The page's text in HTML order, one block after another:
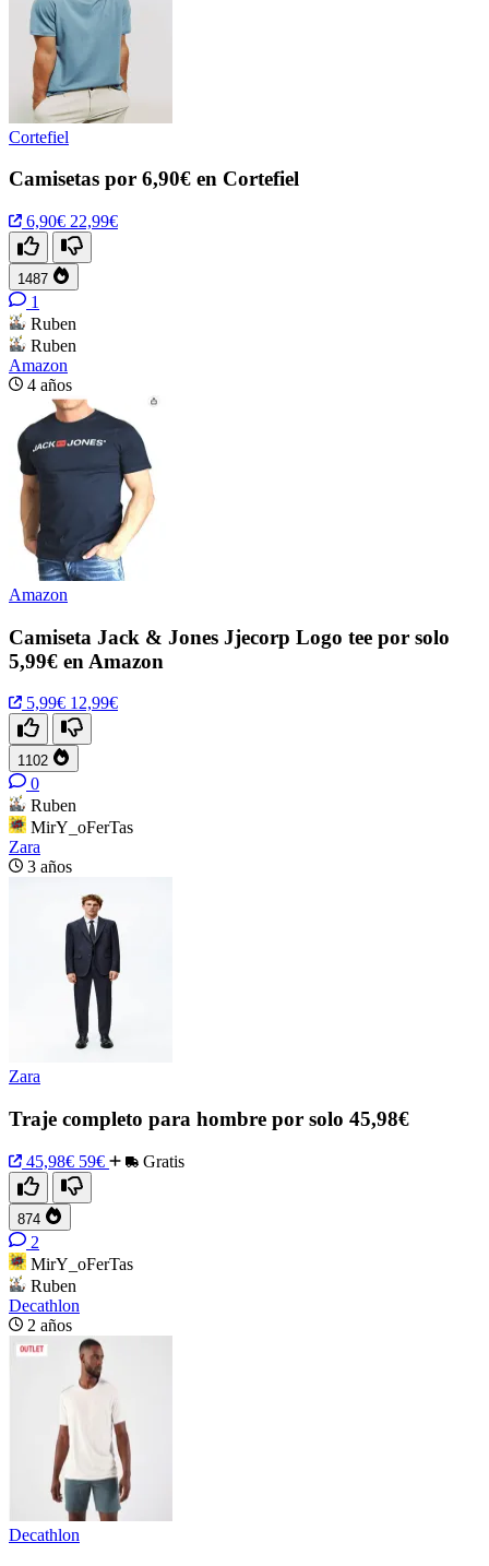
Cortefiel
Camisetas por 6,90€ en Cortefiel
6,90€ 22,99€
1487
1
Ruben
Ruben
Amazon
4 años
Amazon
Camiseta Jack & Jones Jjecorp Logo tee por solo
5,99€ en Amazon
5,99€ 12,99€
1102
0
Ruben
MirY_oFerTas
Zara
3 años
Zara
Traje completo para hombre por solo 45,98€
45,98€ 59€ Gratis
874
2
MirY_oFerTas
Ruben
Decathlon
2 años
Decathlon